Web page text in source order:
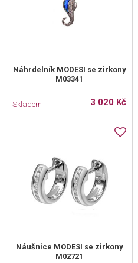
Náhrdelník MODESI se zirkony
M03341
Skladem 3 020 Kč
Náušnice MODESI se zirkony
M02721